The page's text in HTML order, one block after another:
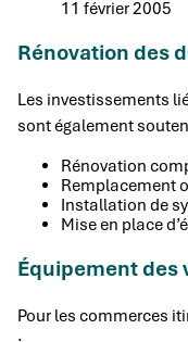
11 février 2005
Rénovation des
Les investissements
sont également
Rénovation
Remplacement
Installation de
Mise en place
Équipement des
Pour les commerces